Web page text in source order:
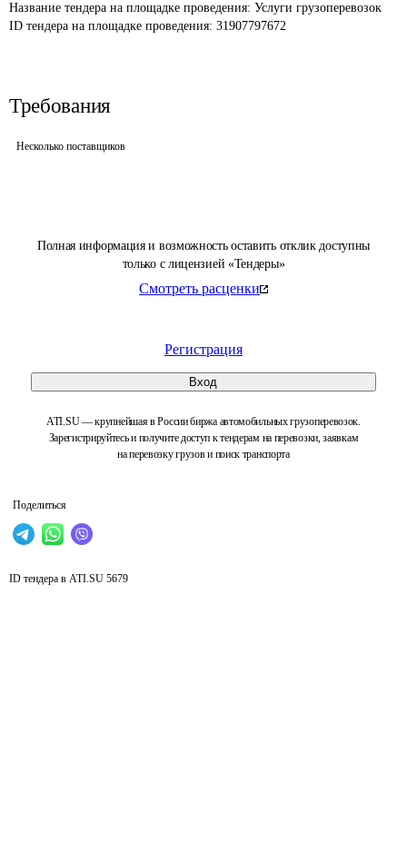
Полная информация и возможность оставить отклик доступны
только с лицензией «Тендеры»
Смотреть расценки
Регистрация
Вход
ATI.SU — крупнейшая в России биржа автомобильных грузоперевозок.
Зарегистрируйтесь и получите доступ к тендерам на перевозки, заявкам
на перевозку грузов и поиск транспорта
Поделиться
Название тендера на площадке проведения: Услуги грузоперевозок
ID тендера на площадке проведения: 31907797672
Требования
Несколько поставщиков
ID тендера в ATI.SU 5679